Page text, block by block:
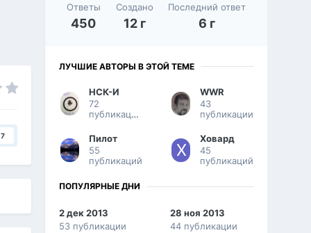
7
Ответы
450
Создано
12 г
Последний ответ
6 г
ЛУЧШИЕ АВТОРЫ В ЭТОЙ ТЕМЕ
НСК-И
72
публикации
WWR
43
публикации
Пилот
55
публикаций
Ховард
45
публикаций
ПОПУЛЯРНЫЕ ДНИ
2 дек 2013
53 публикации
28 ноя 2013
44 публикации